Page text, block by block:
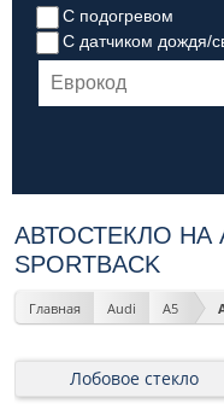
С подогревом
С датчиком дождя/
АВТОСТЕКЛО НА
SPORTBACK
Главная Audi A5
Лобовое стекло